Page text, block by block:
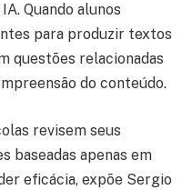
Quando alunos
para produzir textos
questões relacionadas
do conteúdo.
revisem seus
baseadas apenas em
eficácia, expõe Sergio